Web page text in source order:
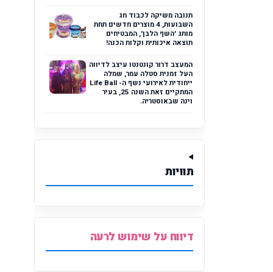
תנובה משיקה לכבוד חג
השבועות, 4 מוצרים חדשים תחת
מותג 'השף הלבן', המבטיחים
תוצאה איכותית וקלות הכנה!
המעצב דרור קונטנטו עיצב לדיווה
העל זמנית סטלה עמר, שמלה
ייחודית לאירועי נשף ה- Life Ball
המתקיים זאת השנה 25, בעיר
וינה שבאוסטריה.
תוויות
דיווח על שימוש לרעה